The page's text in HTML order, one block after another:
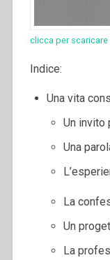
clicca per
Indice:
Una vita
Un invito
Una
La
Un
La